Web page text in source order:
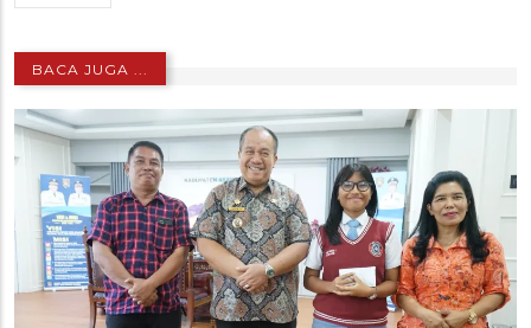
BACA JUGA ...